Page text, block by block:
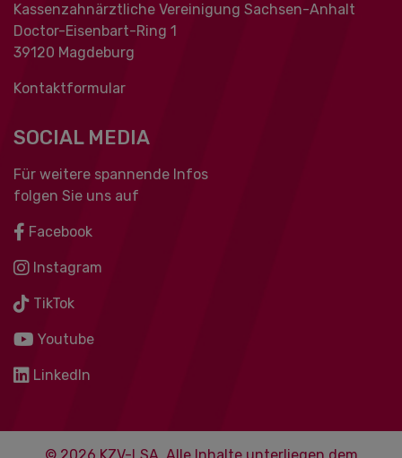
Kassenzahnärztliche Vereinigung Sachsen-Anhalt
Doctor-Eisenbart-Ring 1
39120 Magdeburg
Kontaktformular
SOCIAL MEDIA
Für weitere spannende Infos
folgen Sie uns auf
Facebook
Instagram
TikTok
Youtube
LinkedIn